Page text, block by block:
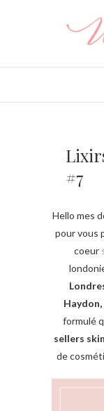
#7
Hello mes douces ! Je vous retrouve aujourd’hui
pour vous
coeur
formulé
sellers
de